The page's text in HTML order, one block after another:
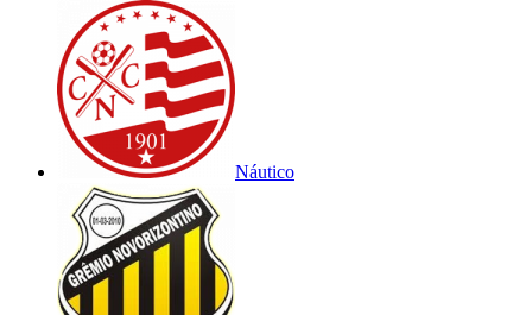
Náutico